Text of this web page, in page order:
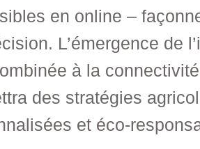
en online –
L’émergence de
à la
des stratégies
et éco-